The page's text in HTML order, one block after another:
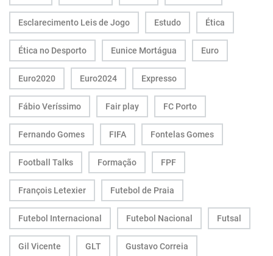
Esclarecimento Leis de Jogo Estudo Ética
Ética no Desporto Eunice Mortágua Euro
Euro2020 Euro2024 Expresso
Fábio Veríssimo Fair play FC Porto
Fernando Gomes FIFA Fontelas Gomes
Football Talks Formação FPF
François Letexier Futebol de Praia
Futebol Internacional Futebol Nacional Futsal
Gil Vicente GLT Gustavo Correia